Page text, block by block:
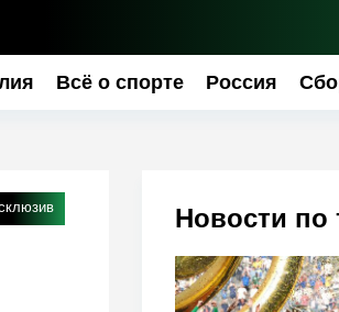
Всё о спорте Россия
Новости по